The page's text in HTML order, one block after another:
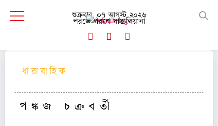
শুক্রবার, ০৭ আগস্ট ২০২৬
পরতে পরশে বাঙালিয়ানা
ধা রা বা হি ক
প ঙ্ক জ চ ক্র ব র্তী